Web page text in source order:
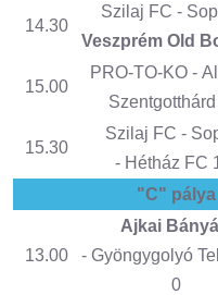
14.30
Szilaj FC -
Veszprém Old
15.00
PRO-TO-KO -
15.30
Szilaj FC -
- Hétház FC
"C" pálya
13.00
Ajkai
- Gyöngygolyó
0